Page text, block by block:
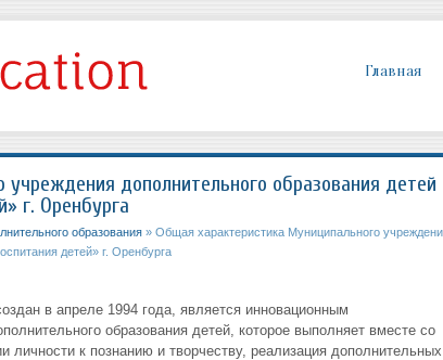
Главная
дополнительного образования детей
г. Оренбурга
образования» Общая характеристика Муниципального
детей» г. Оренбурга
в апреле 1994 года, является инновационным
образования детей, которое выполняет вместе со
к познанию и творчеству, реализация дополнительных